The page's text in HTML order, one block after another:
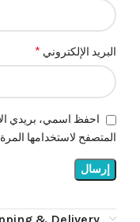
البريد الإلكتروني *
احفظ اسمي، بريدي
المتصفح لاستخدامها